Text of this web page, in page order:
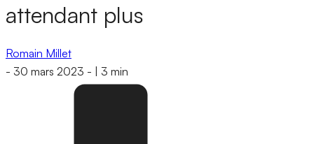
attendant plus
Romain Millet
- 30 mars 2023 - 3 min